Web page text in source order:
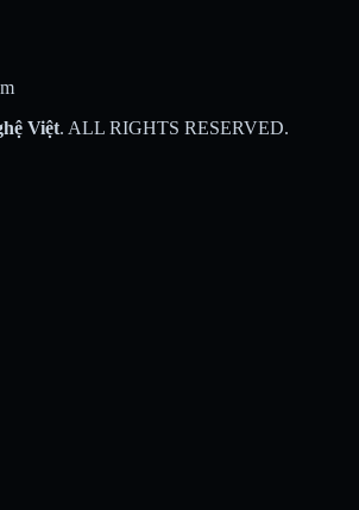
Việt. ALL RIGHTS RESERVED.